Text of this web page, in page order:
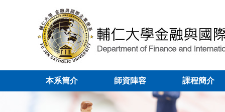
本系簡介 師資陣容 課程簡介